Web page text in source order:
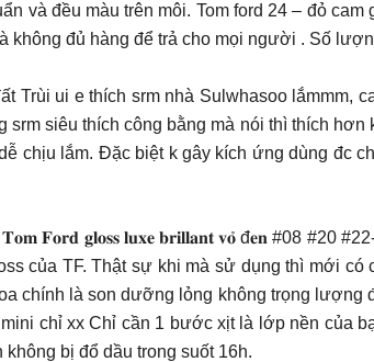
và đều màu trên môi. Tom ford 24 – đỏ
không đủ hàng để trả cho mọi người . Số
Trùi ui e thích srm nhà Sulwhasoo lắmmm,
srm siêu thích công bằng mà nói thì thích
chịu lắm. Đặc biệt k gây kích ứng dùng đc
𝐅𝐨𝐫𝐝 𝐠𝐥𝐨𝐬𝐬 𝐥𝐮𝐱𝐞 𝐛𝐫𝐢𝐥𝐥𝐚𝐧𝐭 𝐯𝐨̉ đ𝐞𝐧 #08 #20
của TF. Thật sự khi mà sử dụng thì mới
chính là son dưỡng lỏng không trọng
sẵn mini chỉ xx Chỉ cần 1 bước xịt là lớp nền
bị đổ dầu trong suốt 16h.